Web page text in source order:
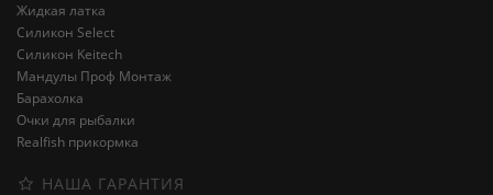
Жидкая латка
Силикон Select
Силикон Keitech
Мандулы Проф Монтаж
Барахолка
Очки для рыбалки
Realfish прикормка
НАША ГАРАНТИЯ